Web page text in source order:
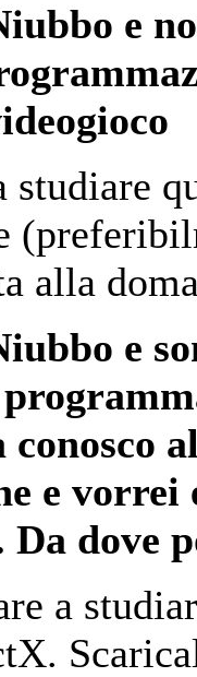
e
studiare
alla
e
conosco
e vorrei
dove
a